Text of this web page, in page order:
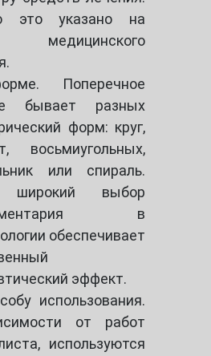
это указано на
медицинского
Поперечное
бывает разных
форм: круг,
восьмиугольных,
или спираль.
широкий выбор
в
обеспечивает
эффект.
использования.
от работ
используются